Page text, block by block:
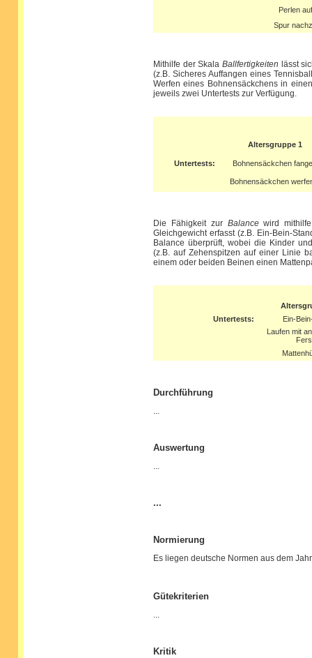
Perlen
Spur
Mithilfe der Skala Ballfertigkeiten lässt
(z.B. Sicheres Auffangen eines
Werfen eines Bohnensäckchens in
jeweils zwei Untertests zur Verfügung.
Altersgruppe 1
Untertests: Bohnensäckchen
Bohnensäckchen
Die Fähigkeit zur Balancewird mithilfe
Gleichgewicht erfasst (z.B. Ein-Bein-
Balance überprüft, wobei die Kinder
(z.B. auf Zehenspitzen auf einer Linie
einem oder beiden Beinen einen
Untertests:
Ein-
Laufen mit
Durchführung
...
Auswertung
...
...
Normierung
Es liegen deutsche Normen aus dem
Gütekriterien
...
Kritik